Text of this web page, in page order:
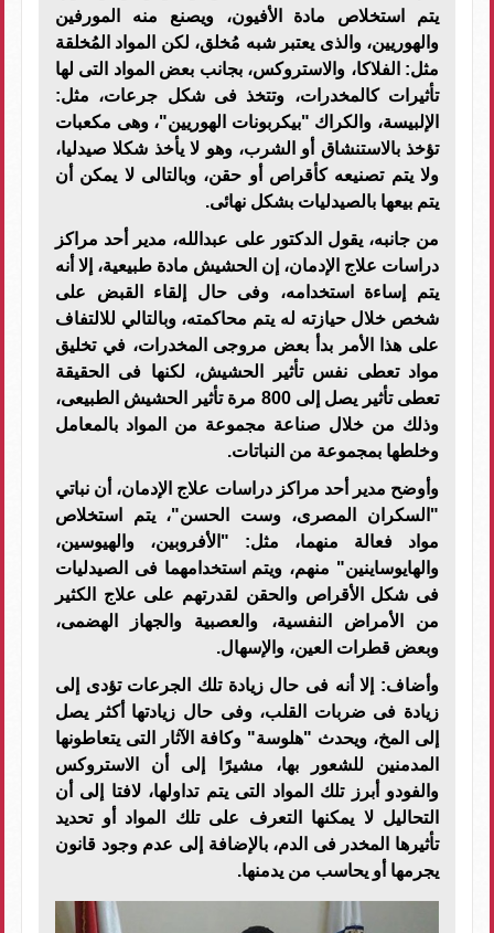
يتم استخلاص مادة الأفيون، ويصنع منه المورفين
والهوريين، والذى يعتبر شبه مُخلق، لكن المواد المُخلقة
مثل: الفلاكا، والاستروكس، بجانب بعض المواد التى لها
تأثيرات كالمخدرات، وتتخذ فى شكل جرعات، مثل:
الإلبيسة، والكراك "بيكربونات الهوريين"، وهى مكعبات
تؤخذ بالاستنشاق أو الشرب، وهو لا يأخذ شكلا صيدليا،
ولا يتم تصنيعه كأقراص أو حقن، وبالتالى لا يمكن أن
يتم بيعها بالصيدليات بشكل نهائى.
من جانبه، يقول الدكتور على عبدالله، مدير أحد مراكز
دراسات علاج الإدمان، إن الحشيش مادة طبيعية، إلا أنه
يتم إساءة استخدامه، وفى حال إلقاء القبض على
شخص خلال حيازته له يتم محاكمته، وبالتالي للالتفاف
على هذا الأمر بدأ بعض مروجى المخدرات، في تخليق
مواد تعطى نفس تأثير الحشيش، لكنها فى الحقيقة
تعطى تأثير يصل إلى 800 مرة تأثير الحشيش الطبيعى،
وذلك من خلال صناعة مجموعة من المواد بالمعامل
وخلطها بمجموعة من النباتات.
وأوضح مدير أحد مراكز دراسات علاج الإدمان، أن نباتي
"السكران المصرى، وست الحسن"، يتم استخلاص
مواد فعالة منهما، مثل: "الأفروبين، والهيوسين،
والهايوساينين" منهم، ويتم استخدامهما فى الصيدليات
فى شكل الأقراص والحقن لقدرتهم على علاج الكثير
من الأمراض النفسية، والعصبية والجهاز الهضمى،
وبعض قطرات العين، والإسهال.
وأضاف: إلا أنه فى حال زيادة تلك الجرعات تؤدى إلى
زيادة فى ضربات القلب، وفى حال زيادتها أكثر يصل
إلى المخ، ويحدث "هلوسة" وكافة الآثار التى يتعاطونها
المدمنين للشعور بها، مشيرًا إلى أن الاستروكس
والفودو أبرز تلك المواد التى يتم تداولها، لافتا إلى أن
التحاليل لا يمكنها التعرف على تلك المواد أو تحديد
تأثيرها المخدر فى الدم، بالإضافة إلى عدم وجود قانون
يجرمها أو يحاسب من يدمنها.